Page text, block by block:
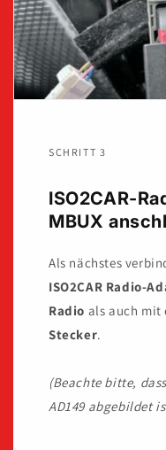
SCHRITT 3
ISO2CAR-
MBUX
Als nächstes
ISO2CAR Radio-
Radio als auch mit
Stecker.
(Beachte bitte,
AD149 abgebildet